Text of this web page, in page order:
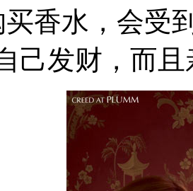
买香水，会受
己发财，而